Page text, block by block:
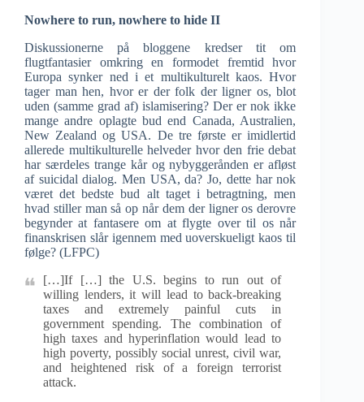
Nowhere to run, nowhere to hide II
Diskussionerne på bloggene kredser tit om
flugtfantasier omkring en formodet fremtid hvor
Europa synker ned i et multikulturelt kaos. Hvor
tager man hen, hvor er der folk der ligner os, blot
uden (samme grad af) islamisering? Der er nok ikke
mange andre oplagte bud end Canada, Australien,
New Zealand og USA. De tre første er imidlertid
allerede multikulturelle helveder hvor den frie debat
har særdeles trange kår og nybyggerånden er afløst
af suicidal dialog. Men USA, da? Jo, dette har nok
været det bedste bud alt taget i betragtning, men
hvad stiller man så op når dem der ligner os derovre
begynder at fantasere om at flygte over til os når
finanskrisen slår igennem med uoverskueligt kaos til
følge? (LFPC)
[…]If […] the U.S. begins to run out of
willing lenders, it will lead to back-breaking
taxes and extremely painful cuts in
government spending. The combination of
high taxes and hyperinflation would lead to
high poverty, possibly social unrest, civil war,
and heightened risk of a foreign terrorist
attack.